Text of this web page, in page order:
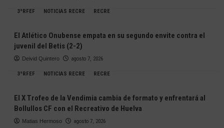
3ªRFEF NOTICIAS RECRE RECRE
El Atlético Onubense empata en su segundo envite contra el
juvenil del Betis (2-2)
Deivid Quintero agosto 7, 2026
3ªRFEF NOTICIAS RECRE RECRE
El X Trofeo de la Vendimia cambia de formato y enfrentará al
Bollullos CF con el Recreativo de Huelva
Matias Hermoso agosto 7, 2026